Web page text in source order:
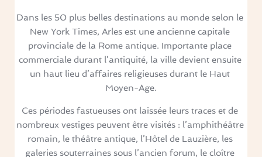
Dans les 50 plus belles destinations au monde selon le
New York Times, Arles est une ancienne capitale
provinciale de la Rome antique. Importante place
commerciale durant l’antiquité, la ville devient ensuite
un haut lieu d’affaires religieuses durant le Haut
Moyen-Age.
Ces périodes fastueuses ont laissée leurs traces et de
nombreux vestiges peuvent être visités : l’amphithéâtre
romain, le théâtre antique, l’Hôtel de Lauzière, les
galeries souterraines sous l’ancien forum, le cloître